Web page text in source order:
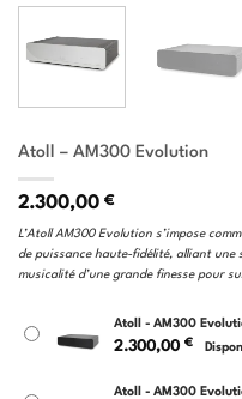
Atoll – AM300 Evolution
2.300,00 €
L’Atoll AM300 Evolution s’impose
de puissance haute-fidélité, alliant une
musicalité d’une grande finesse pour
Atoll - AM300
2.300,00 €
Atoll - AM300